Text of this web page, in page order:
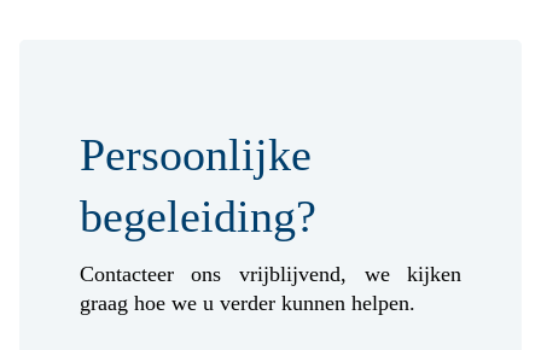
Persoonlijke
begeleiding?
Contacteer ons vrijblijvend, we kijken
graag hoe we u verder kunnen helpen.